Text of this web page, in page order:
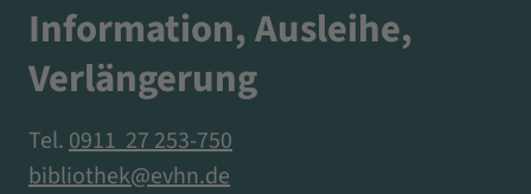
Information, Ausleihe,
Verlängerung
Tel. 0911 27 253-750
bibliothek@evhn.de